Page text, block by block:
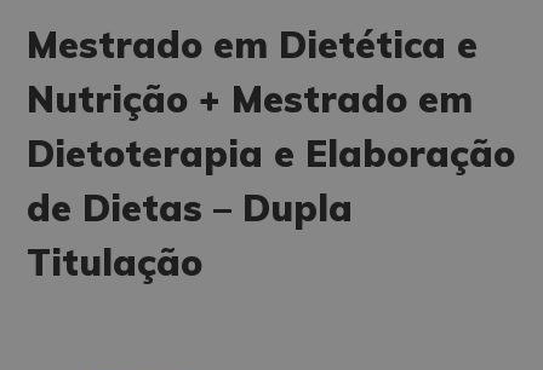
Mestrado em Dietética e
Nutrição + Mestrado em
Dietoterapia e Elaboração
de Dietas – Dupla
Titulação